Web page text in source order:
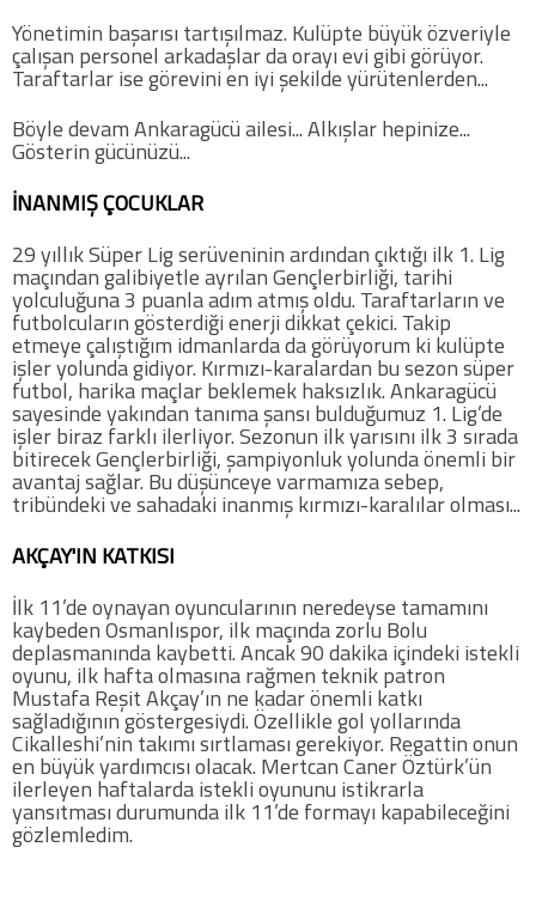
Yönetimin başarısı tartışılmaz. Kulüpte büyük özveriyle
çalışan personel arkadaşlar da orayı evi gibi görüyor.
Taraftarlar ise görevini en iyi şekilde yürütenlerden...
Böyle devam Ankaragücü ailesi... Alkışlar hepinize...
Gösterin gücünüzü...
İNANMIŞ ÇOCUKLAR
29 yıllık Süper Lig serüveninin ardından çıktığı ilk 1. Lig
maçından galibiyetle ayrılan Gençlerbirliği, tarihi
yolculuğuna 3 puanla adım atmış oldu. Taraftarların ve
futbolcuların gösterdiği enerji dikkat çekici. Takip
etmeye çalıştığım idmanlarda da görüyorum ki kulüpte
işler yolunda gidiyor. Kırmızı-karalardan bu sezon süper
futbol, harika maçlar beklemek haksızlık. Ankaragücü
sayesinde yakından tanıma şansı bulduğumuz 1. Lig’de
işler biraz farklı ilerliyor. Sezonun ilk yarısını ilk 3 sırada
bitirecek Gençlerbirliği, şampiyonluk yolunda önemli bir
avantaj sağlar. Bu düşünceye varmamıza sebep,
tribündeki ve sahadaki inanmış kırmızı-karalılar olması...
AKÇAY'IN KATKISI
İlk 11’de oynayan oyuncularının neredeyse tamamını
kaybeden Osmanlıspor, ilk maçında zorlu Bolu
deplasmanında kaybetti. Ancak 90 dakika içindeki istekli
oyunu, ilk hafta olmasına rağmen teknik patron
Mustafa Reşit Akçay’ın ne kadar önemli katkı
sağladığının göstergesiydi. Özellikle gol yollarında
Cikalleshi’nin takımı sırtlaması gerekiyor. Regattin onun
en büyük yardımcısı olacak. Mertcan Caner Öztürk’ün
ilerleyen haftalarda istekli oyununu istikrarla
yansıtması durumunda ilk 11’de formayı kapabileceğini
gözlemledim.